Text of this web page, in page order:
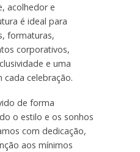
acolhedor e
é ideal para
formaturas,
corporativos,
e uma
cada celebração.
de forma
o estilo e os sonhos
com dedicação,
aos mínimos